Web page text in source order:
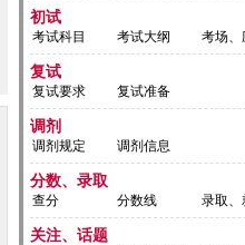
初试
考试科目 考试大纲 考场、
复试
复试要求 复试准备
调剂
调剂规定 调剂信息
分数、录取
查分 分数线 录取、
关注、话题